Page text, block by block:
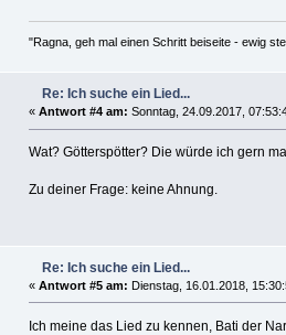
"Ragna, geh mal einen Schritt beiseite - ewig
Re: Ich suche ein Lied...
« Antwort #4 am: Sonntag, 24.09.2017,
Wat? Götterspötter? Die würde ich gern
Zu deiner Frage: keine Ahnung.
Re: Ich suche ein Lied...
« Antwort #5 am: Dienstag, 16.01.2018,
Ich meine das Lied zu kennen, Bati der